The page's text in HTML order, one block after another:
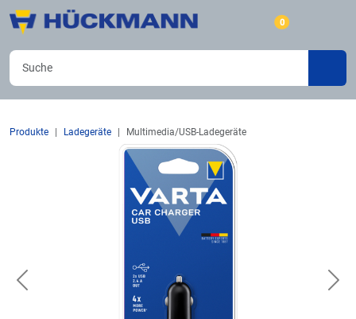
0
Produkte Ladegeräte Multimedia/USB-Ladegeräte
Previous